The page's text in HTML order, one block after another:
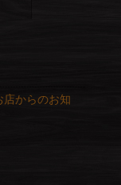
店からのお知